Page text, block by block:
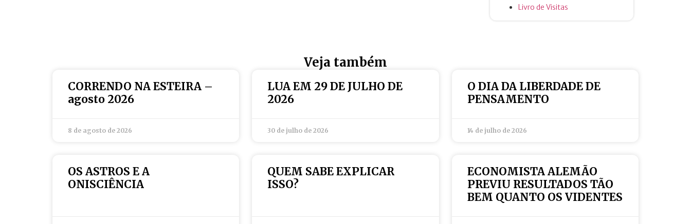
Livro de Visitas
Veja também
CORRENDO NA ESTEIRA –
agosto 2026
8 de agosto de 2026
LUA EM 29 DE JULHO DE
2026
30 de julho de 2026
O DIA DA LIBERDADE DE
PENSAMENTO
14 de julho de 2026
OS ASTROS E A
ONISCIÊNCIA
QUEM SABE EXPLICAR
ISSO?
ECONOMISTA ALEMÃO
PREVIU RESULTADOS TÃO
BEM QUANTO OS VIDENTES